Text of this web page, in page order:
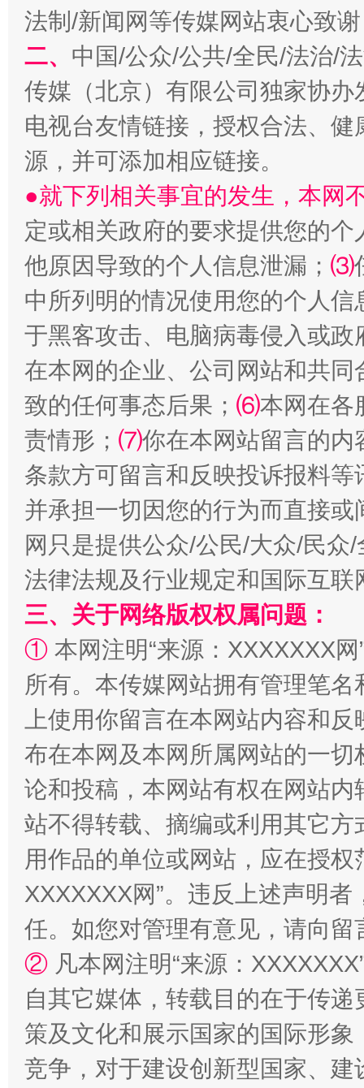
法制/新闻网等传媒网站衷心致
二、 中国/公众/公共/全民/法治/
传媒（北京）有限公司独家协
电视台友情链接，授权合法、
源，并可添加相应链接。
●就下列相关事宜的发生，本网
定或相关政府的要求提供您的个
他原因导致的个人信息泄漏； ⑶
中所列明的情况使用您的个人
于黑客攻击、电脑病毒侵入或
在本网的企业、公司网站和共
致的任何事态后果； ⑹本网在各
责情形； ⑺你在本网站留言的内
条款方可留言和反映投诉报料
并承担一切因您的行为而直接
网只是提供公众/公民/大众/民
法律法规及行业规定和国际互
三、关于网络版权权属问题：
① 本网注明“来源：XXXXXXX
所有。本传媒网站拥有管理笔
上使用你留言在本网站内容和
布在本网及本网所属网站的一
论和投稿，本网站有权在网站
站不得转载、摘编或利用其它
用作品的单位或网站，应在授
XXXXXXX网”。违反上述声明
任。如您对管理有意见，请向
② 凡本网注明“来源：
自其它媒体，转载目的在于传
策及文化和展示国家的国际形
竞争，对于建设创新型国家、